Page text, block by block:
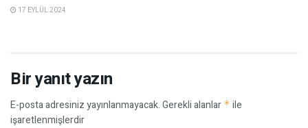
17 EYLÜL 2024
Bir yanıt yazın
E-posta adresiniz yayınlanmayacak.Gerekli alanlar * ile
işaretlenmişlerdir